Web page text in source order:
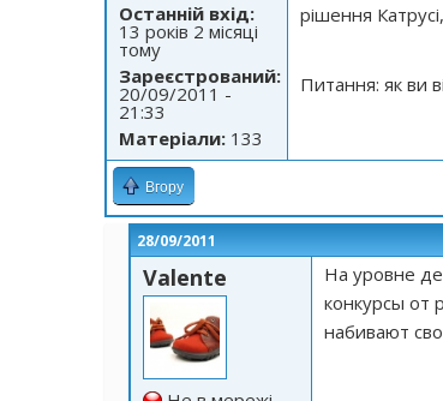
Останній вхід:
13 років 2 місяці
тому
Зареєстрований:
20/09/2011 -
21:33
Матеріали: 133
рішення
Питання: як ви
Вгору
28/09/2011
Valente
На уровне
конкурсы от
набивают